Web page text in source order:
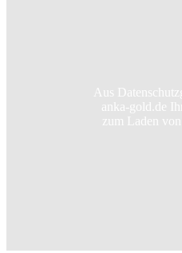
Aus
anka-gold.de
zum Laden